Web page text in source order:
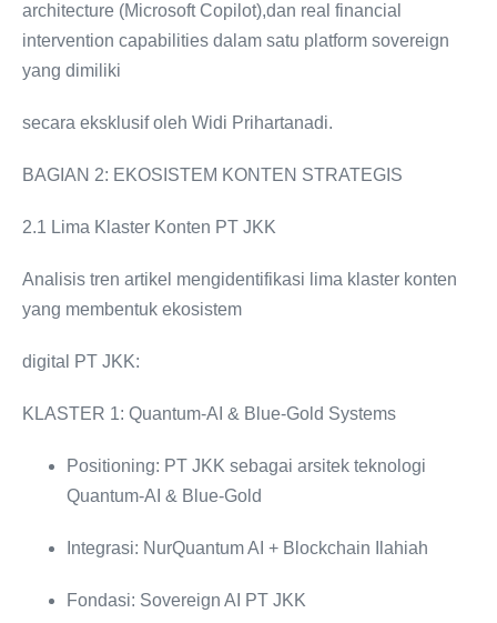
architecture (Microsoft Copilot),dan real financial
intervention capabilities dalam satu platform sovereign
yang dimiliki
secara eksklusif oleh Widi Prihartanadi.
BAGIAN 2: EKOSISTEM KONTEN STRATEGIS
2.1 Lima Klaster Konten PT JKK
Analisis tren artikel mengidentifikasi lima klaster konten
yang membentuk ekosistem
digital PT JKK:
KLASTER 1: Quantum-AI & Blue-Gold Systems
Positioning: PT JKK sebagai arsitek teknologi
Quantum-AI & Blue-Gold
Integrasi: NurQuantum AI + Blockchain Ilahiah
Fondasi: Sovereign AI PT JKK